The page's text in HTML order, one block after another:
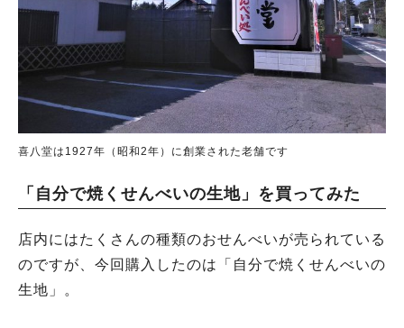
喜八堂は1927年（昭和2年）に創業された老舗です
「自分で焼くせんべいの生地」を買ってみた
店内にはたくさんの種類のおせんべいが売られている
のですが、今回購入したのは「自分で焼くせんべいの
生地」。